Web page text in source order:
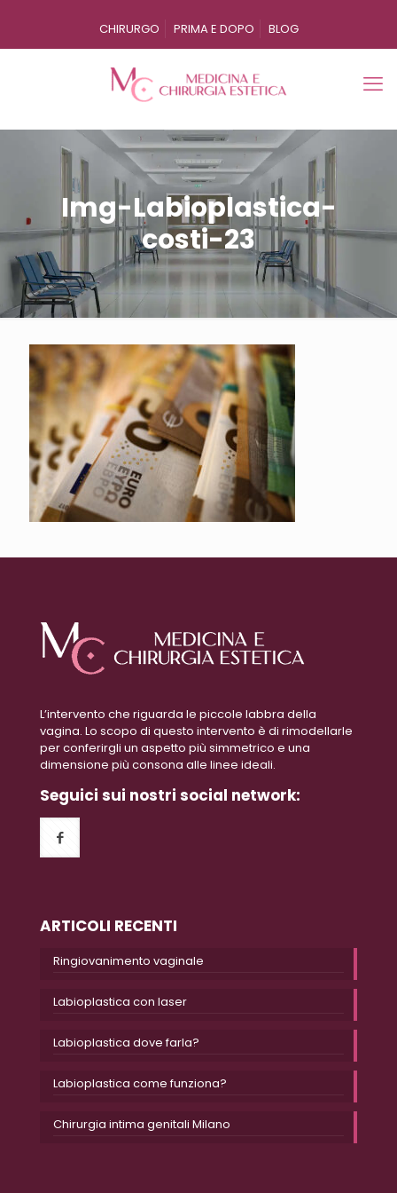
CHIRURGO PRIMA E DOPO BLOG
Img-Labioplastica-
costi-23
L’intervento che riguarda le piccole labbra della
vagina. Lo scopo di questo intervento è di rimodellarle
per conferirgli un aspetto più simmetrico e una
dimensione più consona alle linee ideali.
Seguici sui nostri social network:
ARTICOLI RECENTI
Ringiovanimento vaginale
Labioplastica con laser
Labioplastica dove farla?
Labioplastica come funziona?
Chirurgia intima genitali Milano